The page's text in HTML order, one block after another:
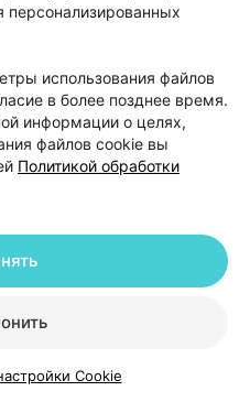
персонализированных
использования файлов
в более позднее время.
информации о целях,
файлов cookie вы
Политикой обработки
Cookie